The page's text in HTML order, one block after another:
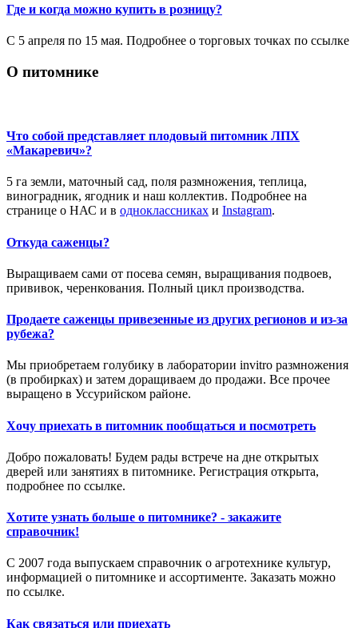
Где и когда можно купить в розницу?
C 5 апреля по 15 мая. Подробнее о торговых точках по ссылке
О питомнике
Что собой представляет плодовый питомник ЛПХ
«Макаревич»?
5 га земли, маточный сад, поля размножения, теплица,
виноградник, ягодник и наш коллектив. Подробнее на
странице о НАС и в одноклассниках и Instagram.
Откуда саженцы?
Выращиваем сами от посева семян, выращивания подвоев,
прививок, черенкования. Полный цикл производства.
Продаете саженцы привезенные из других регионов и из-за
рубежа?
Мы приобретаем голубику в лаборатории invitro размножения
(в пробирках) и затем доращиваем до продажи. Все прочее
выращено в Уссурийском районе.
Хочу приехать в питомник пообщаться и посмотреть
Добро пожаловать! Будем рады встрече на дне открытых
дверей или занятиях в питомнике. Регистрация открыта,
подробнее по ссылке.
Хотите узнать больше о питомнике? - закажите
справочник!
С 2007 года выпускаем справочник о агротехнике культур,
информацией о питомнике и ассортименте. Заказать можно
по ссылке.
Как связаться или приехать